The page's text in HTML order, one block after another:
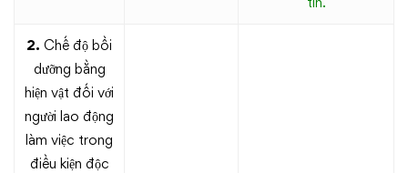
2. Chế độ bồi
dưỡng bằng
hiện vật đối với
người lao động
làm việc trong
điều kiện độc